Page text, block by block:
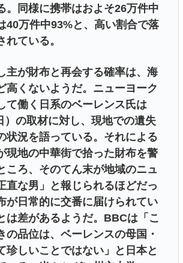
。同様に携帯はおよそ26万件中
40万件中93%と、高い割合で落
れている。
が財布と再会する確率は、海
高くないようだ。ニューヨーク
て働く日系のベーレンス氏は
）の取材に対し、現地での遺失
状況を語っている。それによる
現地の中華街で拾った財布を警
ころ、そのてん末が地域のニュ
直な男」と報じられるほどだっ
が日常的に交番に届けられてい
は差があるようだ。BBCは「こ
の品位は、ベーレンスの母国・
珍しいことではない」と日本と